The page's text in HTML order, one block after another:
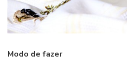
Modo de fazer